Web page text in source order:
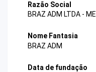
Razão Social
BRAZ ADM LTDA - ME
Nome Fantasia
BRAZ ADM
Data de fundação